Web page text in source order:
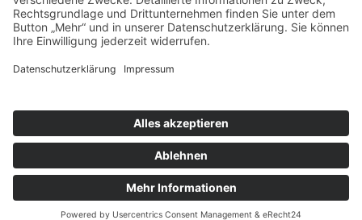
Impressum
Datenschutzerklärung